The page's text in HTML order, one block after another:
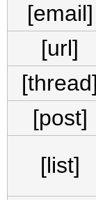
[email]
[url]
[thread]
[post]
[list]